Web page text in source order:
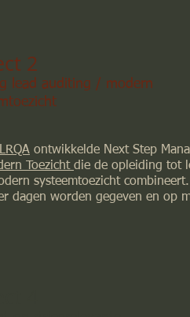
2
lead auditing / modern
LRQA ontwikkelde Next Step
Toezicht die de opleiding tot
systeemtoezicht
dagen worden gegeven en op